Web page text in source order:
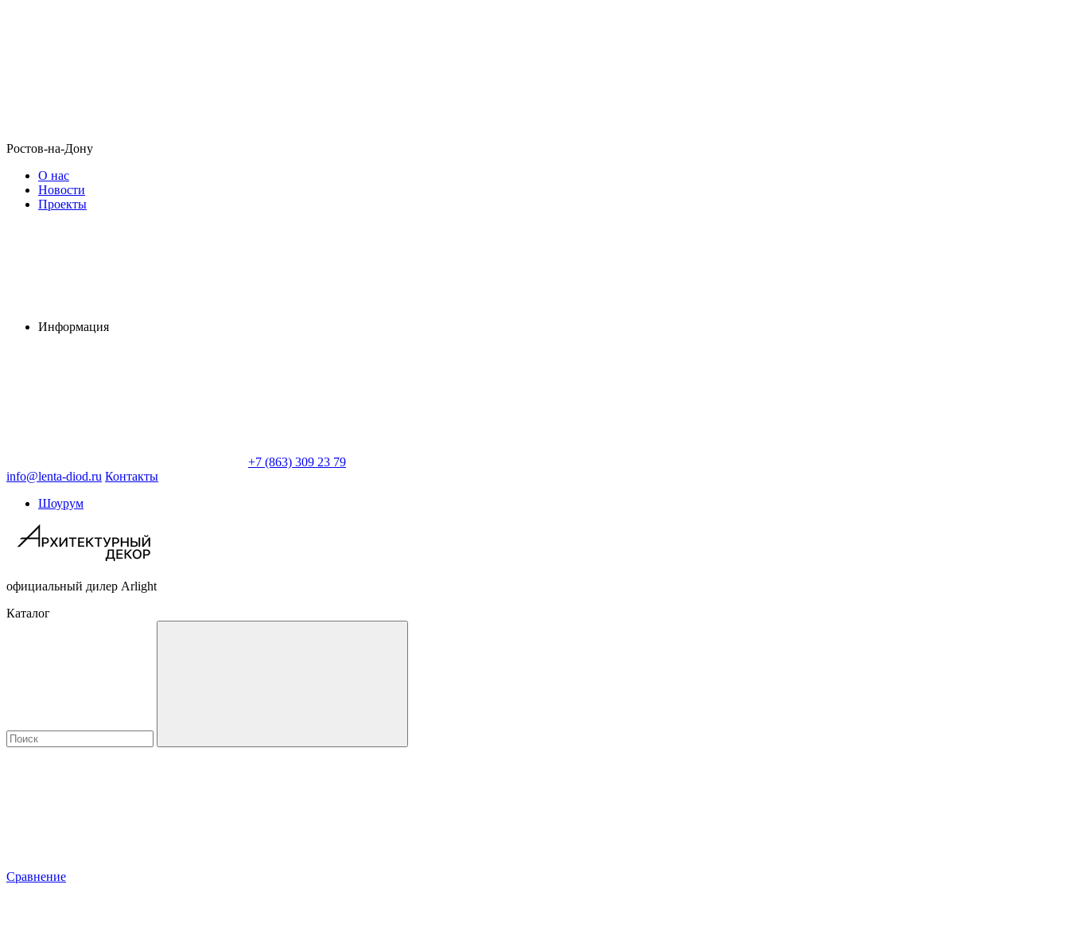
Ростов-на-Дону
О нас
Новости
Проекты
Информация
+7 (863) 309 23 79
info@lenta-diod.ru Контакты
Шоурум
официальный дилер Arlight
Каталог
Сравнение